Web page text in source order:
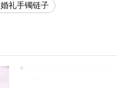
婚礼手镯链子